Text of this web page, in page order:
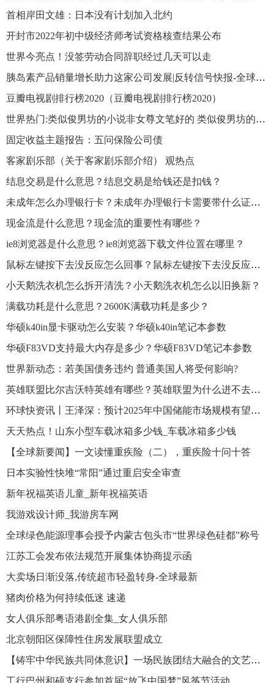
首相岸田文雄：日本没有计划加入北约
开封市2022年初中级经济师考试资格核查结果公布
世界今亮点！没签劳动合同辞职经过几天可以走
胰岛素产品销量增长助力这家公司发展|反转信号快报-全球新动态
豆瓣电视剧排行榜2020（豆瓣电视剧排行榜2020）
世界热门:类似俊男坊的小说非女尊文笔好的 类似俊男坊的小说
固定收益主题报告：五问保险公司债
客家剧乐部（关于客家剧乐部介绍） 观热点
结息交易是什么意思？结息交易是给钱还是扣钱？
未成年怎么办理银行卡？未成年办理银行卡需要带什么证件？
现金流是什么意思？现金流的重要性有哪些？
ie8浏览器是什么意思？ie8浏览器下载文件位置在哪里？
鼠标左键按下去没反应怎么回事？鼠标左键按下去没反应怎么解决？
小天鹅洗衣机怎么拆开清洗？小天鹅洗衣机怎么以旧换新？
满载功耗是什么意思？2600K满载功耗是多少？
华硕k40in显卡驱动怎么安装？华硕k40in笔记本参数
华硕F83VD支持最大内存是多少？华硕F83VD笔记本参数
世界新动态：若美国债务违约 普通美国人将受何影响?
英雄联盟比尔吉沃特英雄有哪些？英雄联盟为什么进不去比尔吉沃特？
环球快资讯丨王泽深：预计2025年中国储能市场规模有望达70GW【附新型储装机现状及市场预测】
天天热点！山东小型车载冰箱多少钱_车载冰箱多少钱
【全球新要闻】一文读懂重疾险（二），重疾险十问十答
日本实验性快堆“常阳”通过重启安全审查
新年祝福英语儿童_新年祝福英语
我游戏设计师_我游房车网
全球绿色能源理事会授予内蒙古包头市“世界绿色硅都”称号
江苏工会发布依法规范开展集体协商提示函
大卖场日渐没落,传统超市轻盈转身-全球最新
猪肉价格为何持续低迷 速递
女人俱乐部粤语港剧全集_女人俱乐部
北京朝阳区保障性住房发展联盟成立
【铸牢中华民族共同体意识】一场民族团结大融合的文艺盛宴
工行巴州和硕支行参加首届“放飞中国梦”风筝节活动